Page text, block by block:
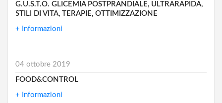
G.U.S.T.O. GLICEMIA POSTPRANDIALE, ULTRARAPIDA,
STILI DI VITA, TERAPIE, OTTIMIZZAZIONE
+ Informazioni
04 ottobre 2019
FOOD&CONTROL
+ Informazioni